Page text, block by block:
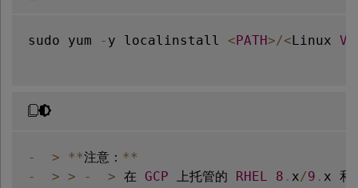
sudo yum - y localinstall < PATH>/< Linux
- > **注意： **
-
> > - > 在 GCP 上托管的 RHEL 8 . x/9 . x